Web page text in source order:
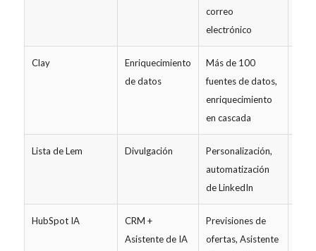
correo
electrónico
Clay
Enriquecimiento
de datos
Más de 100
fuentes de datos,
enriquecimiento
en cascada
Lista de Lem Divulgación
Personalización,
automatización
de LinkedIn
HubSpot IA
CRM +
Asistente de IA
Previsiones de
ofertas, Asistente